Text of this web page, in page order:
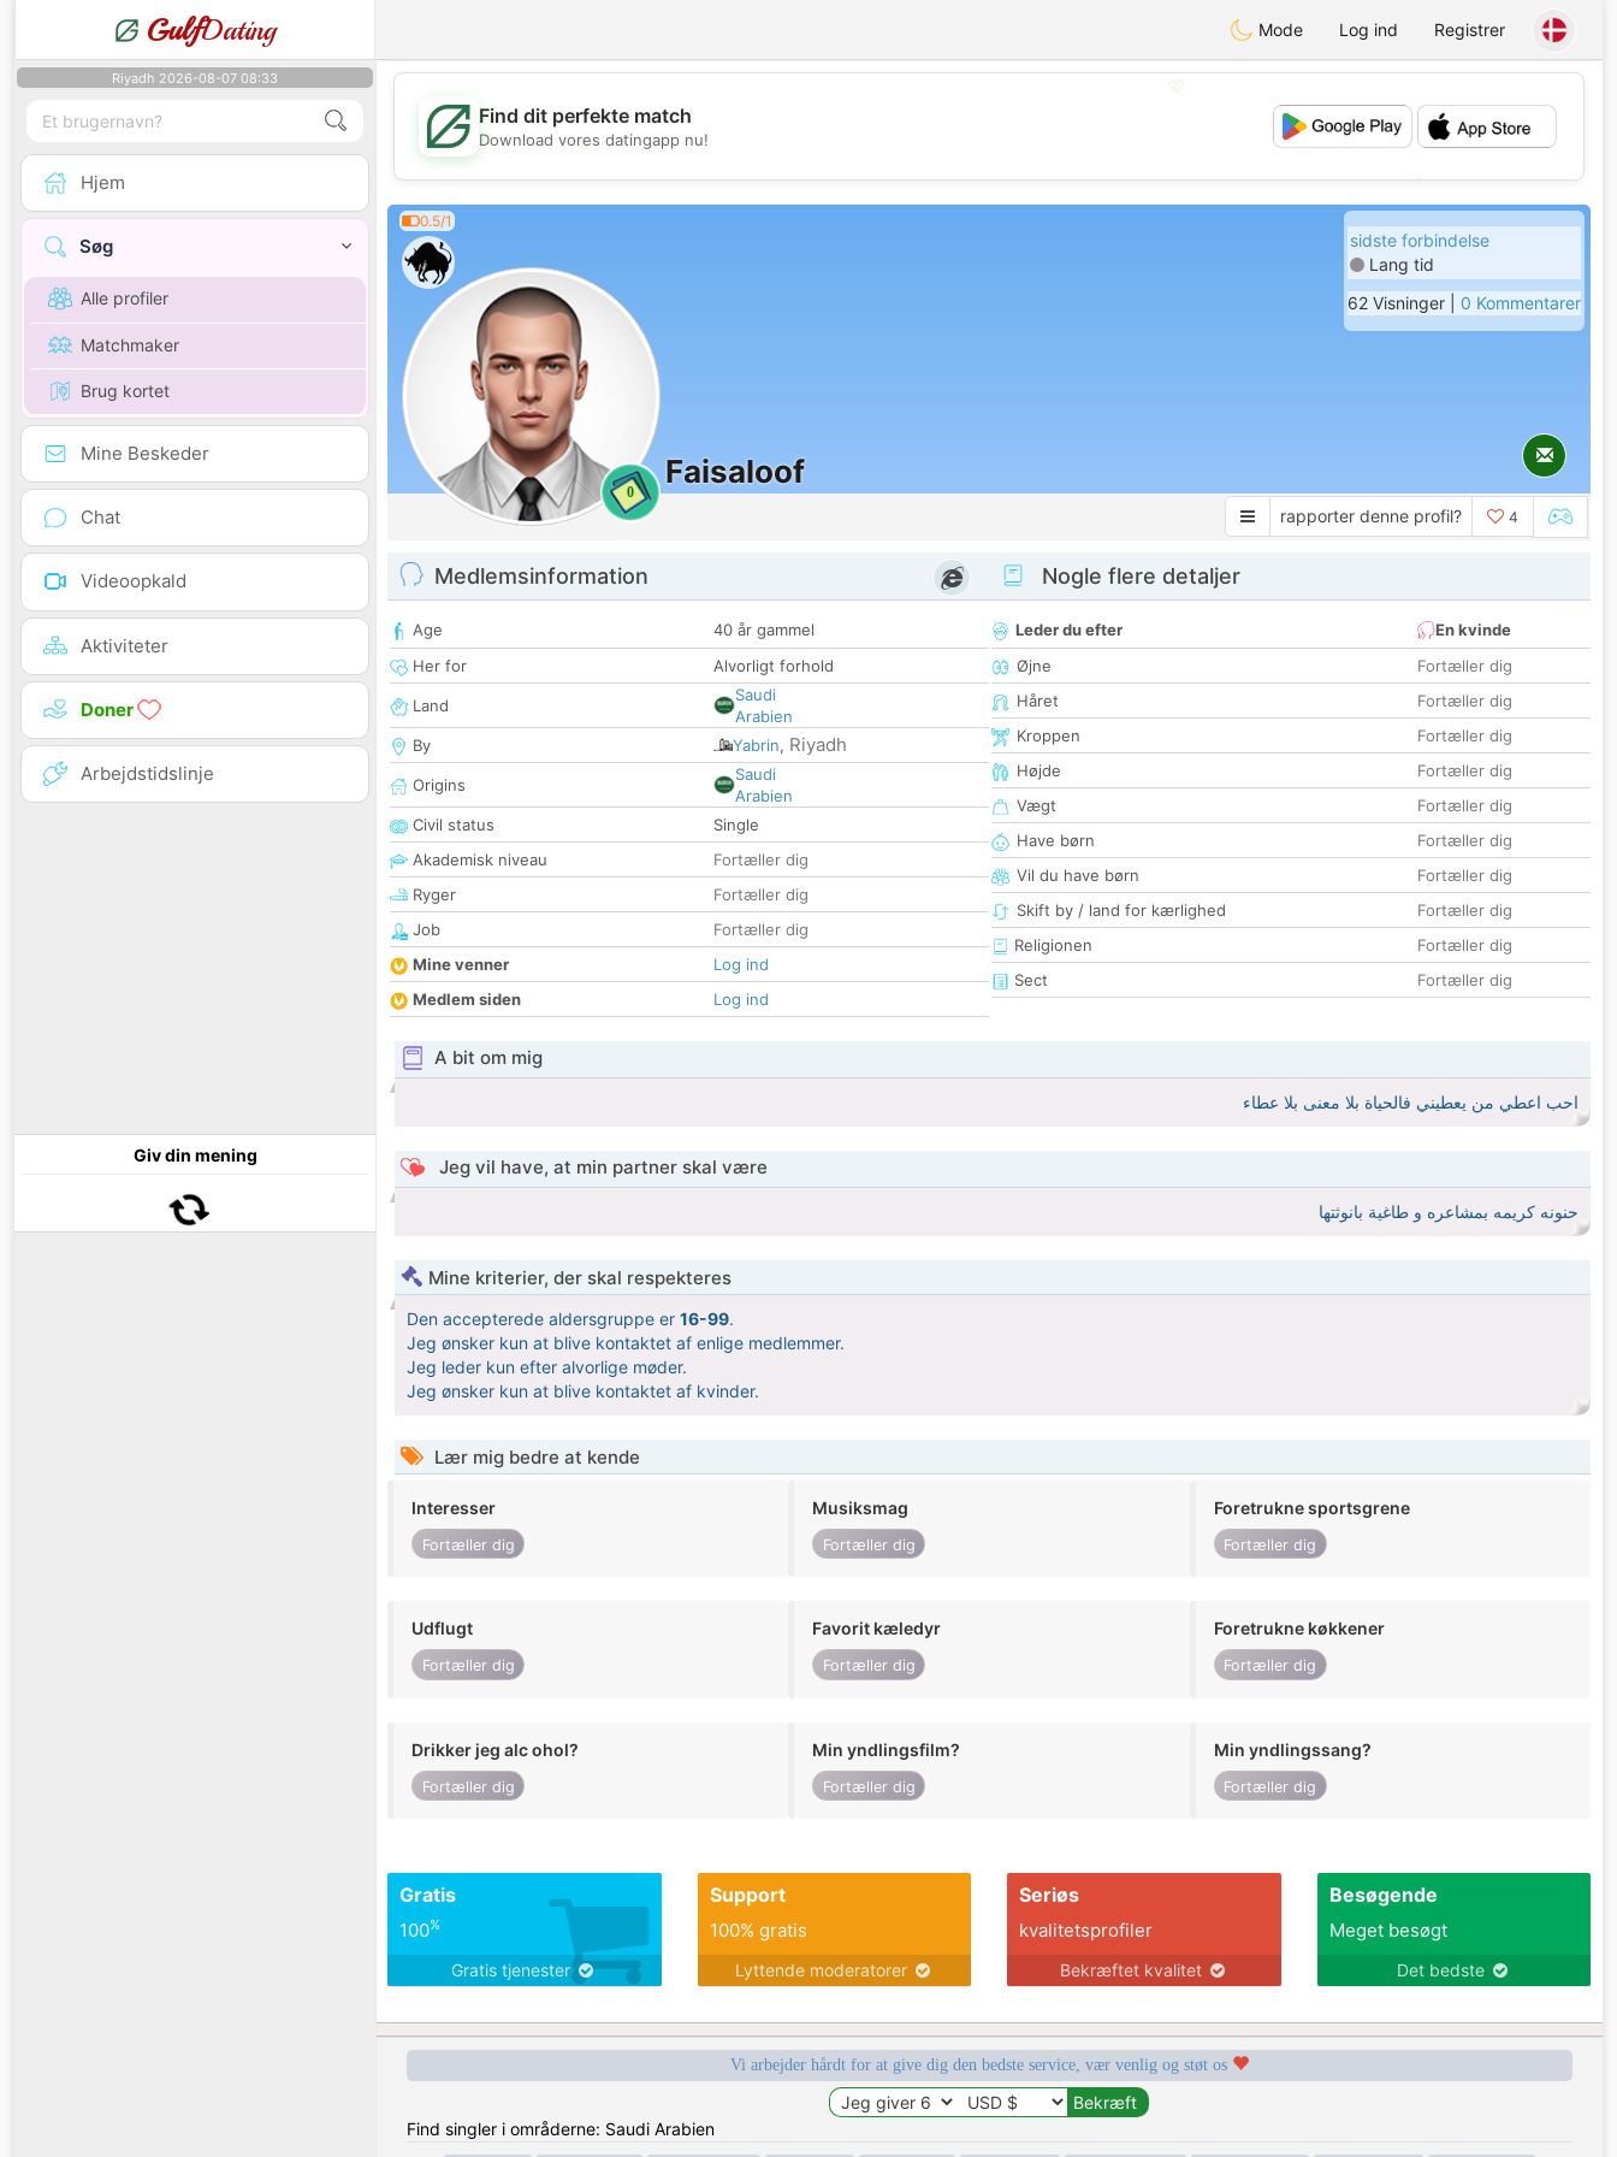
GulfDating Mode Log ind Registrer
Riyadh 2026-08-07 08:33
Hjem
Søg
Alle profiler
Matchmaker
Brug kortet
Mine Beskeder
Chat
Videoopkald
Aktiviteter
Doner
Arbejdstidslinje
Giv din mening
💖
💕
Find dit perfekte match
Download vores datingapp nu!
0.5/1
0
Faisaloof
sidste forbindelse
Lang tid
62 Visninger | 0 Kommentarer
rapporter denne profil? 4
Medlemsinformation
Age
40 år gammel
Her for
Alvorligt forhold
Land
Saudi
Arabien
By
Yabrin, Riyadh
Origins
Saudi
Arabien
Civil status
Single
Akademisk niveau
Fortæller dig
Ryger
Fortæller dig
Job
Fortæller dig
Mine venner
Log ind
Medlem siden
Log ind
Nogle flere detaljer
Leder du efter
En kvinde
Øjne
Fortæller dig
Håret
Fortæller dig
Kroppen
Fortæller dig
Højde
Fortæller dig
Vægt
Fortæller dig
Have børn
Fortæller dig
Vil du have børn
Fortæller dig
Skift by / land for kærlighed
Fortæller dig
Religionen
Fortæller dig
Sect
Fortæller dig
A bit om mig
احب اعطي من يعطيني فالحياة بلا معنى بلا عطاء
Jeg vil have, at min partner skal være
حنونه كريمه بمشاعره و طاغية بانوثتها
Mine kriterier, der skal respekteres
Den accepterede aldersgruppe er 16-99.
Jeg ønsker kun at blive kontaktet af enlige medlemmer.
Jeg leder kun efter alvorlige møder.
Jeg ønsker kun at blive kontaktet af kvinder.
Lær mig bedre at kende
Interesser
Fortæller dig
Musiksmag
Fortæller dig
Foretrukne sportsgrene
Fortæller dig
Udflugt
Fortæller dig
Favorit kæledyr
Fortæller dig
Foretrukne køkkener
Fortæller dig
Drikker jeg alc ohol?
Fortæller dig
Min yndlingsfilm?
Fortæller dig
Min yndlingssang?
Fortæller dig
Gratis
100%
Gratis tjenester
Support
100% gratis
Lyttende moderatorer
Seriøs
kvalitetsprofiler
Bekræftet kvalitet
Besøgende
Meget besøgt
Det bedste
Vi arbejder hårdt for at give dig den bedste service, vær venlig og støt os
Find singler i områderne: Saudi Arabien